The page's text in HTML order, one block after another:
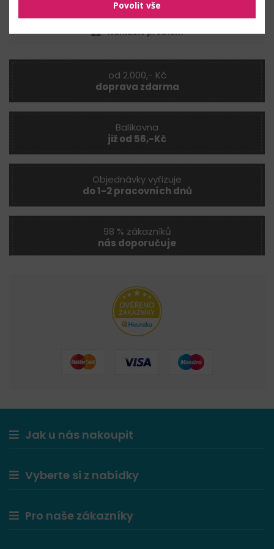
Nahlásit problém
od 2.000,- Kč
doprava zdarma
Balíkovna
již od 56,-Kč
Objednávky vyřizuje
do 1-2 pracovních dnů
98 % zákazníků
nás doporučuje
Jak u nás nakoupit
Vyberte si z nabídky
Pro naše zákazníky
Povolit vše